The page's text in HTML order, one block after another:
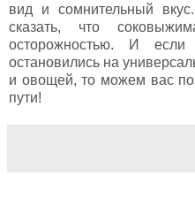
вид и сомнительный
сказать, что
осторожностью. И
остановились на
и овощей, то можем вас
пути!